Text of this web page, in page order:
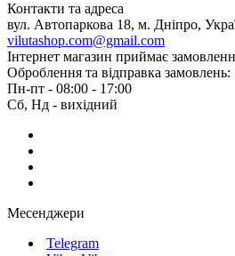
Контакти та адреса
вул. Автопаркова 18, м. Дніпро,
vilutashop.com@gmail.com
Інтернет магазин приймає
Оброблення та відправка замовлень:
Пн-пт - 08:00 - 17:00
Сб, Нд - вихідний
Месенджери
Telegram